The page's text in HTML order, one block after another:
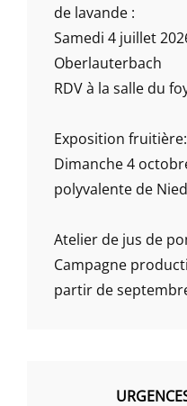
de lavande :
Samedi 4 juillet
Oberlauterbach
RDV à la salle du
Exposition fruitière:
Dimanche 4
polyvalente de
Atelier de jus de
Campagne
partir de